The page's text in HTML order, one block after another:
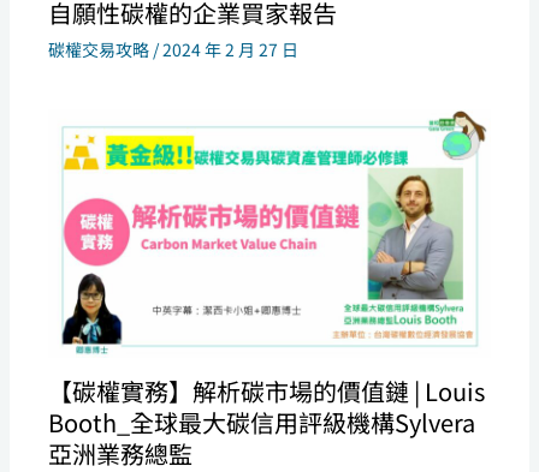
自願性碳權的企業買家報告
碳權交易攻略 /2024 年 2 月 27 日
【碳權實務】解析碳市場的價值鏈 | Louis
Booth_全球最大碳信用評級機構Sylvera
亞洲業務總監